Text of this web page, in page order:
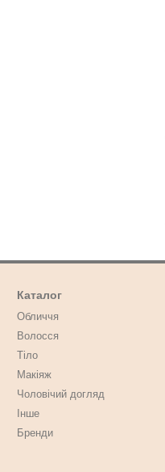
Каталог
Обличчя
Волосся
Тіло
Макіяж
Чоловічий догляд
Інше
Бренди